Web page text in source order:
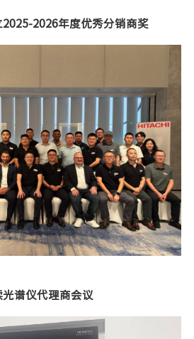
2026年度优秀分销商奖
谱仪代理商会议